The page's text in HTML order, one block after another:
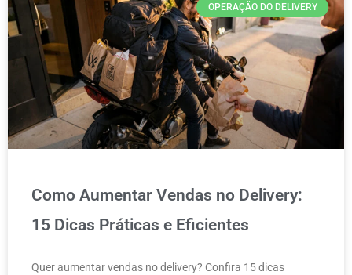
OPERAÇÃO DO DELIVERY
Como Aumentar Vendas no Delivery:
15 Dicas Práticas e Eficientes
Quer aumentar vendas no delivery? Confira 15 dicas